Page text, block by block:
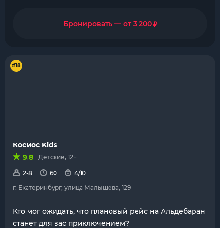
Бронировать — от 3 200₽
#18
Космос Kids
9.8
Детские, 12+
2-8 60
4/10
г. Екатеринбург, улица Малышева, 129
Кто мог ожидать, что плановый рейс на Альдебаран
станет для вас приключением?